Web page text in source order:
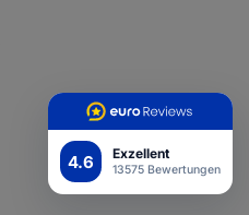
4.6 Exzellent
13575 Bewertungen